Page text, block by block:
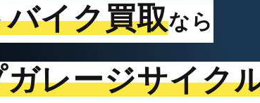
イク買取なら
レージサイク